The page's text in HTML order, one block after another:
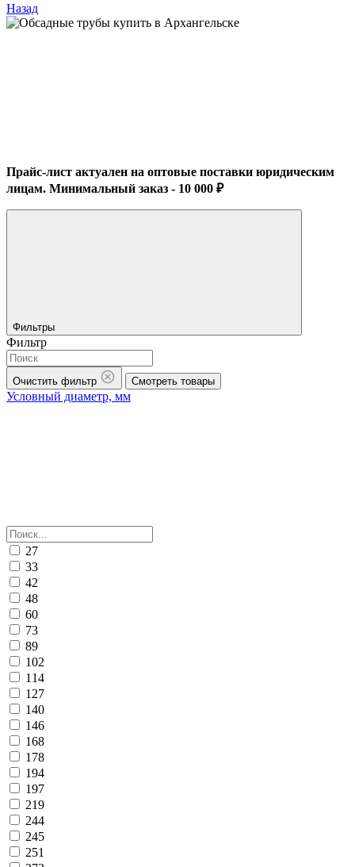
Назад
Прайс-лист актуален на оптовые поставки юридическим
лицам. Минимальный заказ - 10 000 ₽
Фильтры
Фильтр
Очистить фильтр Смотреть товары
Условный диаметр, мм
27
33
42
48
60
73
89
102
114
127
140
146
168
178
194
197
219
244
245
251